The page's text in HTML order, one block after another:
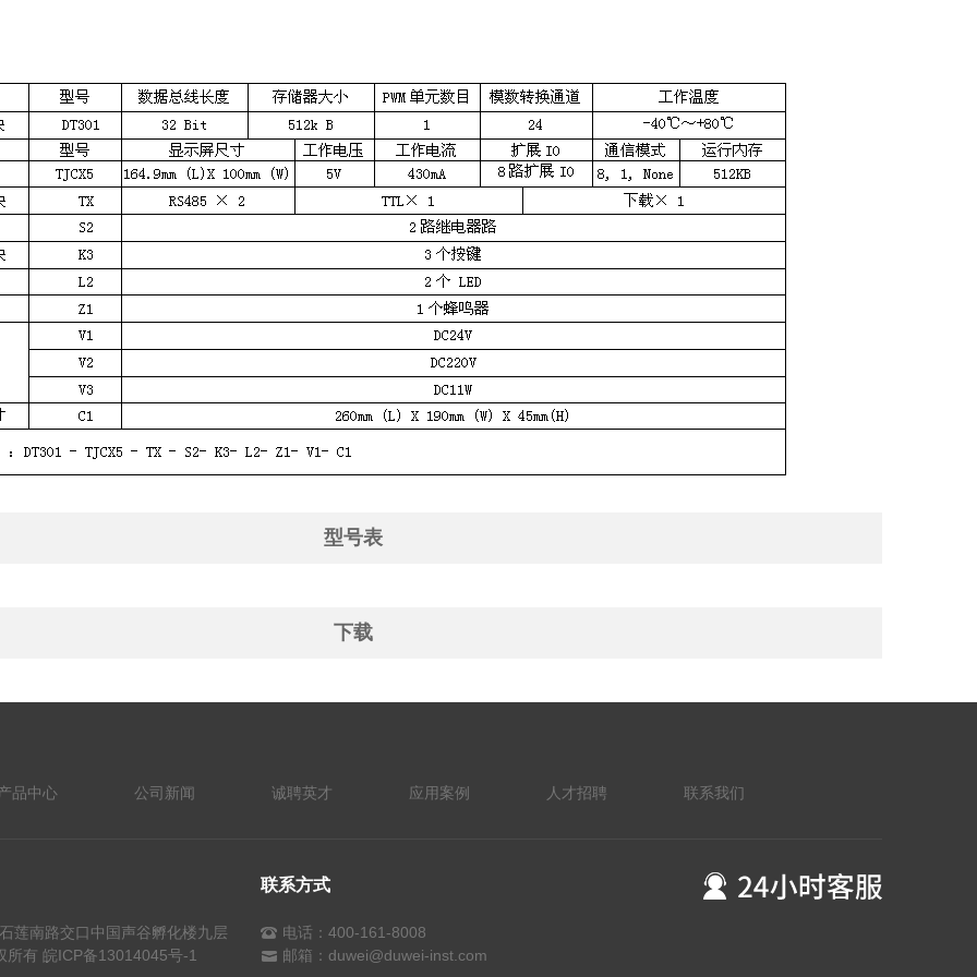
型号表
下载
品中心 公司新闻 诚聘英才 应用案例 人才招聘 联系我们
莲南路交口中国声谷孵化楼九层
所有 皖ICP备13014045号-1
联系方式
电话：400-161-8008
邮箱：duwei@duwei-inst.com